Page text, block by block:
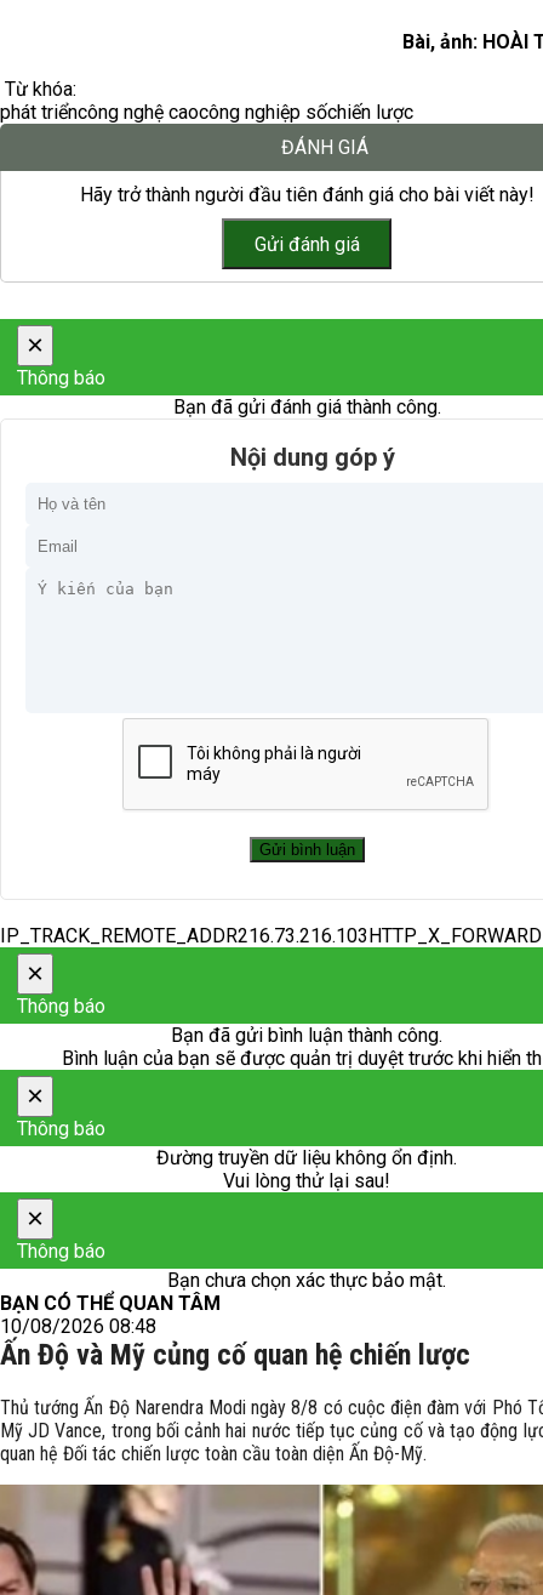
Bài, ảnh: HOÀI
Từ khóa:
phát triểncông nghệ caocông nghiệp sốchiến lược
ĐÁNH GIÁ
Hãy trở thành người đầu tiên đánh giá cho bài viết này!
×
Thông báo
Bạn đã gửi đánh giá thành công.
Nội dung góp ý
×
Thông báo
Bạn đã gửi bình luận thành công.
Bình luận của bạn sẽ được quản trị duyệt trước khi hiển
×
Thông báo
Đường truyền dữ liệu không ổn định.
Vui lòng thử lại sau!
×
Thông báo
Bạn chưa chọn xác thực bảo mật.
BẠN CÓ THỂ QUAN TÂM
10/08/2026 08:48
Ấn Độ và Mỹ củng cố quan hệ chiến lược
Thủ tướng Ấn Độ Narendra Modi ngày 8/8 có cuộc điện đàm với Phó
Mỹ JD Vance, trong bối cảnh hai nước tiếp tục củng cố và tạo động
quan hệ Đối tác chiến lược toàn cầu toàn diện Ấn Độ-Mỹ.